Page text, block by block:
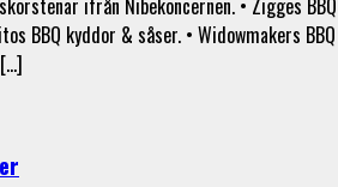
ifrån Nibekoncernen. • Zigges BBQ
BBQ kyddor & såser. • Widowmakers BBQ